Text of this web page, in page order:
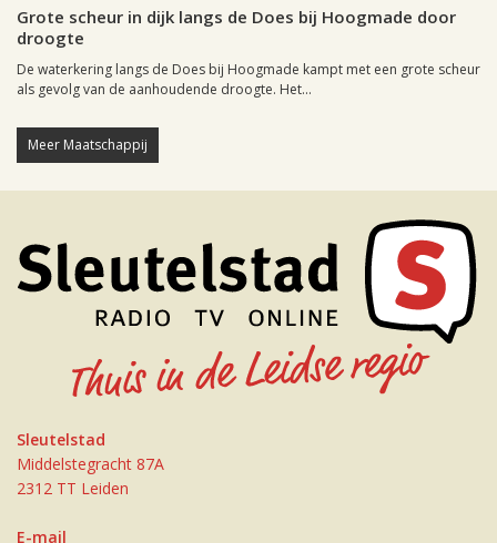
Grote scheur in dijk langs de Does bij Hoogmade door
droogte
De waterkering langs de Does bij Hoogmade kampt met een grote scheur
als gevolg van de aanhoudende droogte. Het...
Meer Maatschappij
Sleutelstad
Middelstegracht 87A
2312 TT Leiden
E-mail